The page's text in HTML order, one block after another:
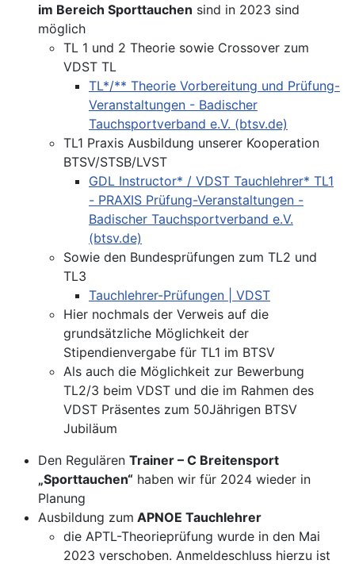
im Bereich Sporttauchen sind in 2023 sind
möglich
TL 1 und 2 Theorie sowie Crossover zum
VDST TL
TL*/** Theorie Vorbereitung und Prüfung-
Veranstaltungen - Badischer
Tauchsportverband e.V. (btsv.de)
TL1 Praxis Ausbildung unserer Kooperation
BTSV/STSB/LVST
GDL Instructor* / VDST Tauchlehrer* TL1
- PRAXIS Prüfung-Veranstaltungen -
Badischer Tauchsportverband e.V.
(btsv.de)
Sowie den Bundesprüfungen zum TL2 und
TL3
Tauchlehrer-Prüfungen | VDST
Hier nochmals der Verweis auf die
grundsätzliche Möglichkeit der
Stipendienvergabe für TL1 im BTSV
Als auch die Möglichkeit zur Bewerbung
TL2/3 beim VDST und die im Rahmen des
VDST Präsentes zum 50Jährigen BTSV
Jubiläum
Den Regulären Trainer – C Breitensport
„Sporttauchen“ haben wir für 2024 wieder in
Planung
Ausbildung zum APNOE Tauchlehrer
die APTL-Theorieprüfung wurde in den Mai
2023 verschoben. Anmeldeschluss hierzu ist